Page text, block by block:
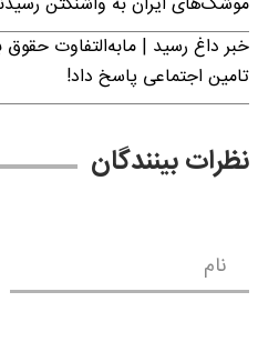
خبر داغ رسید | مابه‌التفاوت
تامین اجتماعی پاسخ داد!
نظرات بینندگان
نام